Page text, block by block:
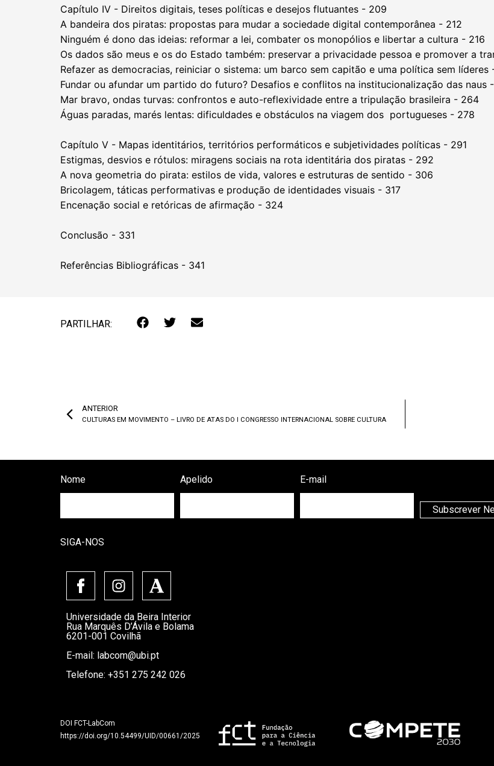
Capítulo IV - Direitos digitais, teses políticas e desejos flutuantes - 209
A bandeira dos piratas: propostas para mudar a sociedade digital contemporânea - 212
Ninguém é dono das ideias: reformar a lei, combater os monopólios e libertar a cultura - 216
Os dados são meus e os do Estado também: preservar a privacidade pessoa e promover a
Refazer as democracias, reiniciar o sistema: um barco sem capitão e uma política sem líderes
Fundar ou afundar um partido do futuro? Desafios e conflitos na institucionalização das naus
Mar bravo, ondas turvas: confrontos e auto-reflexividade entre a tripulação brasileira - 264
Águas paradas, marés lentas: dificuldades e obstáculos na viagem dos portugueses - 278
Capítulo V - Mapas identitários, territórios performáticos e subjetividades políticas - 291
Estigmas, desvios e rótulos: miragens sociais na rota identitária dos piratas - 292
A nova geometria do pirata: estilos de vida, valores e estruturas de sentido - 306
Bricolagem, táticas performativas e produção de identidades visuais - 317
Encenação social e retóricas de afirmação - 324
Conclusão - 331
Referências Bibliográficas - 341
PARTILHAR:
ANTERIOR
CULTURAS EM MOVIMENTO – LIVRO DE ATAS DO I CONGRESSO INTERNACIONAL SOBRE CULTURA
Nome Apelido E-mail
Subscrever
SIGA-NOS
Universidade da Beira Interior
Rua Marquês D’Ávila e Bolama
6201-001 Covilhã
E-mail: labcom@ubi.pt
Telefone: +351 275 242 026
DOI FCT-LabCom
https://doi.org/10.54499/UID/00661/2025